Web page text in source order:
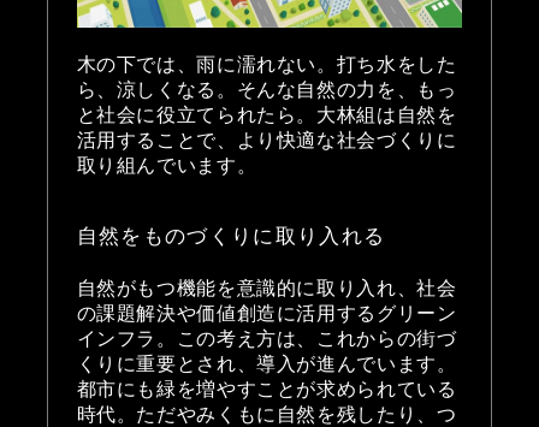
木の下では、雨に濡れない。打ち水をした
ら、涼しくなる。そんな自然の力を、もっ
と社会に役立てられたら。大林組は自然を
活用することで、より快適な社会づくりに
取り組んでいます。
自然をものづくりに取り入れる
自然がもつ機能を意識的に取り入れ、社会
の課題解決や価値創造に活用するグリーン
インフラ。この考え方は、これからの街づ
くりに重要とされ、導入が進んでいます。
都市にも緑を増やすことが求められている
時代。ただやみくもに自然を残したり、つ